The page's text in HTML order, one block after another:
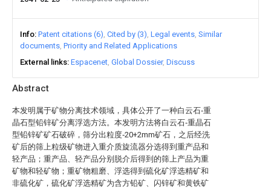
Abstract
本发明属于矿物分离技术领域，具体公开了一种白云石‑重
晶石型铅锌矿分离浮选方法。本发明方法将白云石‑重晶石
型铅锌矿矿石破碎，筛分出粒度‑20+2mm矿石，之后经洗
矿后的筛上粒级矿物进入重介质旋流器分选得到重产品和
轻产品；重产品、轻产品分别脱介后得到的筛上产品为重
矿物和轻矿物；重矿物粗磨、浮选得到硫化矿浮选精矿和
非硫化矿，硫化矿浮选精矿为含方铅矿、闪锌矿和黄铁矿
Info Patent citations (6) Cited by (3) Legal events Similar
documents Priority and Related Applications
External links Espacenet Global Dossier Discuss